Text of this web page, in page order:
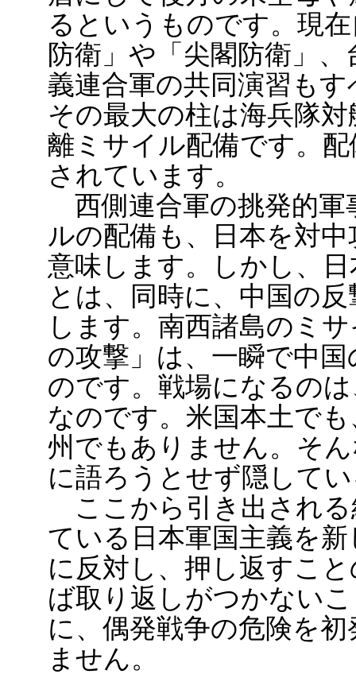
るというものです。現
防衛」や「尖閣防衛」
義連合軍の共同演習も
その最大の柱は海兵隊
離ミサイル配備です。
されています。
西側連合軍の挑発的軍
ルの配備も、日本を対
意味します。しかし、
とは、同時に、中国の
します。南西諸島のミ
の攻撃」は、一瞬で中
のです。戦場になるの
なのです。米国本土で
州でもありません。そ
に語ろうとせず隠して
ここから引き出される
ている日本軍国主義を
に反対し、押し返すこ
ば取り返しがつかない
に、偶発戦争の危険を
ません。